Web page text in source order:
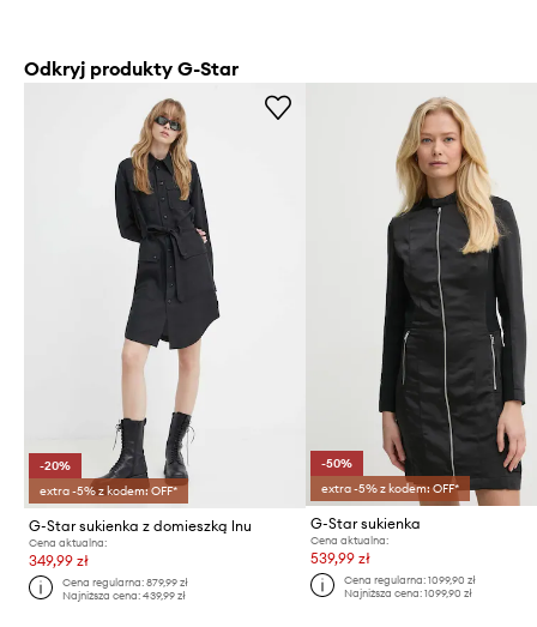
Odkryj produkty G-Star
-20%
extra -5% z kodem: OFF*
G-Star sukienka z domieszką lnu
Cena aktualna:
349,99 zł
Cena regularna:879,99 zł
Najniższa cena:439,99 zł
-50%
extra -5% z kodem: OFF*
G-Star sukienka
Cena aktualna:
539,99 zł
Cena regularna: 1099,90 zł
Najniższa cena: 1099,90 zł